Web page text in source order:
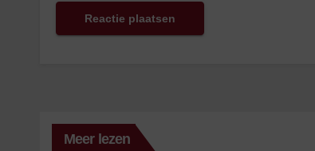
Meer lezen